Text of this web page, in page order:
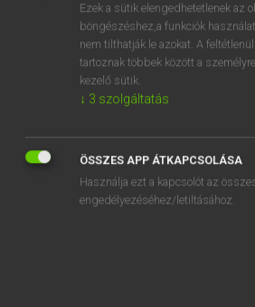
EURÓPAI UNIÓS TERMINOLÓGIAI
Kapcsolódó anyagok
agent
Ezek a sütik elengedhetetlenek az
böngészéshez,a funkciók
nem tilthatják le azokat. A
tartoznak többek között a
kezelő sütik.
↓ 3 szolgáltatás
ÖSSZES APP ÁTKAPCSOLÁSA
Használja ezt a kapcsolót az
engedélyezéséhez/letiltásához.